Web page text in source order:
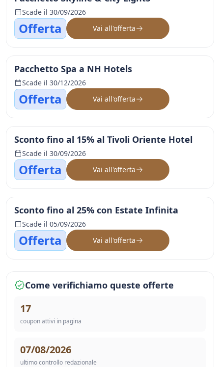
Scade il 30/09/2026
Offerta Vai all'offerta
Pacchetto Spa a NH Hotels
Scade il 30/12/2026
Offerta Vai all'offerta
Sconto fino al 15% al Tivoli Oriente Hotel
Scade il 30/09/2026
Offerta Vai all'offerta
Sconto fino al 25% con Estate Infinita
Scade il 05/09/2026
Offerta Vai all'offerta
Come verifichiamo queste offerte
17
coupon attivi in pagina
07/08/2026
ultimo controllo redazionale